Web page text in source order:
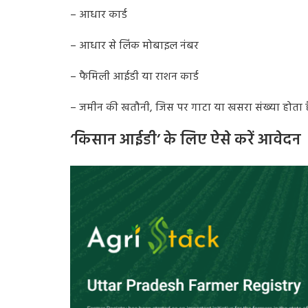
– आधार कार्ड
– आधार से लिंक मोबाइल नंबर
– फैमिली आईडी या राशन कार्ड
– जमीन की खतौनी, जिस पर गाटा या खसरा संख्या होता
‘किसान आईडी’ के लिए ऐसे करें आवेदन